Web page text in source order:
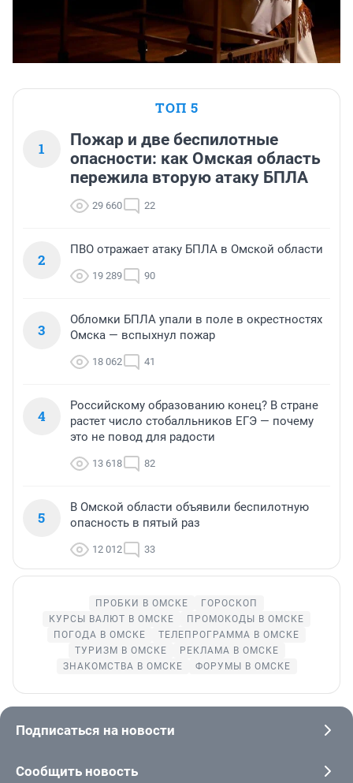
ТОП 5
1
Пожар и две беспилотные
опасности: как Омская область
пережила вторую атаку БПЛА
29 660 22
2
ПВО отражает атаку БПЛА в Омской области
19 289 90
3
Обломки БПЛА упали в поле в окрестностях
Омска — вспыхнул пожар
18 062 41
4
Российскому образованию конец? В стране
растет число стобалльников ЕГЭ — почему
это не повод для радости
13 618 82
5
В Омской области объявили беспилотную
опасность в пятый раз
12 012 33
ПРОБКИ В ОМСКЕ
ГОРОСКОП
КУРСЫ ВАЛЮТ В ОМСКЕ
ПРОМОКОДЫ В ОМСКЕ
ПОГОДА В ОМСКЕ
ТЕЛЕПРОГРАММА В ОМСКЕ
ТУРИЗМ В ОМСКЕ
РЕКЛАМА В ОМСКЕ
ЗНАКОМСТВА В ОМСКЕ
ФОРУМЫ В ОМСКЕ
Подписаться на новости
Сообщить новость